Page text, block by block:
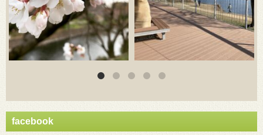
facebook